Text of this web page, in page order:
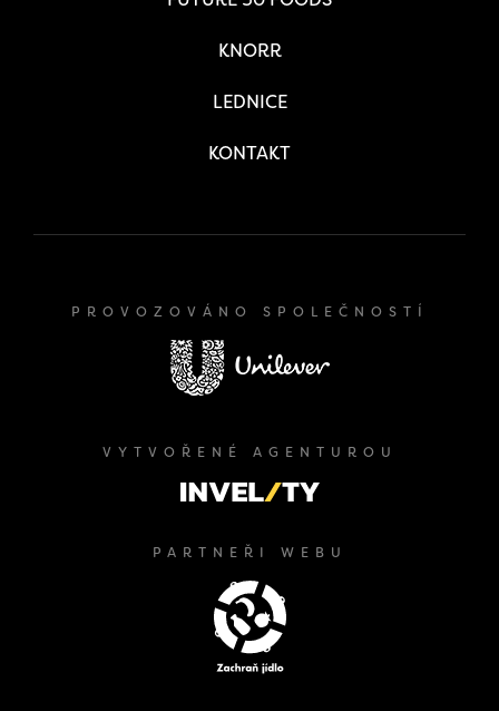
KNORR
LEDNICE
KONTAKT
PROVOZOVÁNO SPOLEČNOSTÍ
VYTVOŘENÉ AGENTUROU
PARTNEŘI WEBU